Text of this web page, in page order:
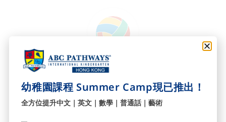
體能發展
透過語言及內容整合學習(Content and Language
Integrated Learning, CLIL)，學生得到機會去運用
幼稚園課程 Summer Camp現已推出！
全方位提升中文｜英文｜數學｜普通話｜藝術